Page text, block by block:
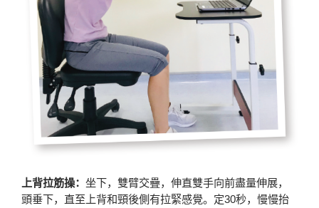
上背拉筋操： 坐下，雙臂交疊，伸直雙手向前盡量伸展，
頭垂下，直至上背和頸後側有拉緊感覺。定30秒，慢慢抬